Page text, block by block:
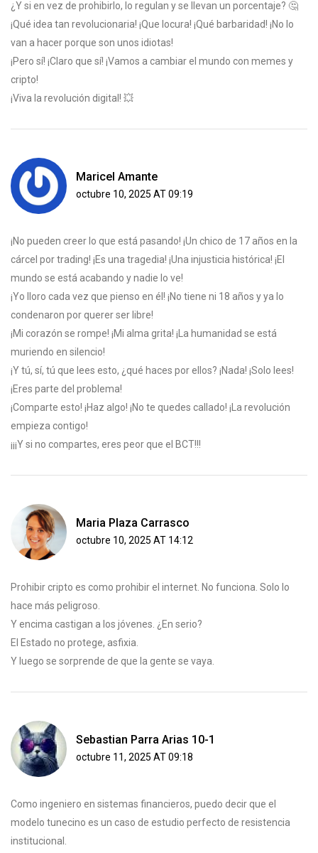
¿Y si en vez de prohibirlo, lo regulan y se llevan un porcentaje? 🤔
¡Qué idea tan revolucionaria! ¡Que locura! ¡Qué barbaridad! ¡No lo
van a hacer porque son unos idiotas!
¡Pero sí! ¡Claro que sí! ¡Vamos a cambiar el mundo con memes y
cripto!
¡Viva la revolución digital! 💥
Maricel Amante
octubre 10, 2025 AT 09:19
¡No pueden creer lo que está pasando! ¡Un chico de 17 años en la
cárcel por trading! ¡Es una tragedia! ¡Una injusticia histórica! ¡El
mundo se está acabando y nadie lo ve!
¡Yo lloro cada vez que pienso en él! ¡No tiene ni 18 años y ya lo
condenaron por querer ser libre!
¡Mi corazón se rompe! ¡Mi alma grita! ¡La humanidad se está
muriendo en silencio!
¡Y tú, sí, tú que lees esto, ¿qué haces por ellos? ¡Nada! ¡Solo lees!
¡Eres parte del problema!
¡Comparte esto! ¡Haz algo! ¡No te quedes callado! ¡La revolución
empieza contigo!
¡¡¡Y si no compartes, eres peor que el BCT!!!
Maria Plaza Carrasco
octubre 10, 2025 AT 14:12
Prohibir cripto es como prohibir el internet. No funciona. Solo lo
hace más peligroso.
Y encima castigan a los jóvenes. ¿En serio?
El Estado no protege, asfixia.
Y luego se sorprende de que la gente se vaya.
Sebastian Parra Arias 10-1
octubre 11, 2025 AT 09:18
Como ingeniero en sistemas financieros, puedo decir que el
modelo tunecino es un caso de estudio perfecto de resistencia
institucional.